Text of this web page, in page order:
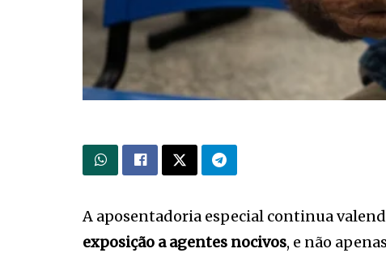
A aposentadoria especial continua
exposição a agentes nocivos, e não